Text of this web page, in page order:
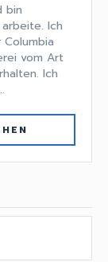
bin
Ich
vom Art
Ich